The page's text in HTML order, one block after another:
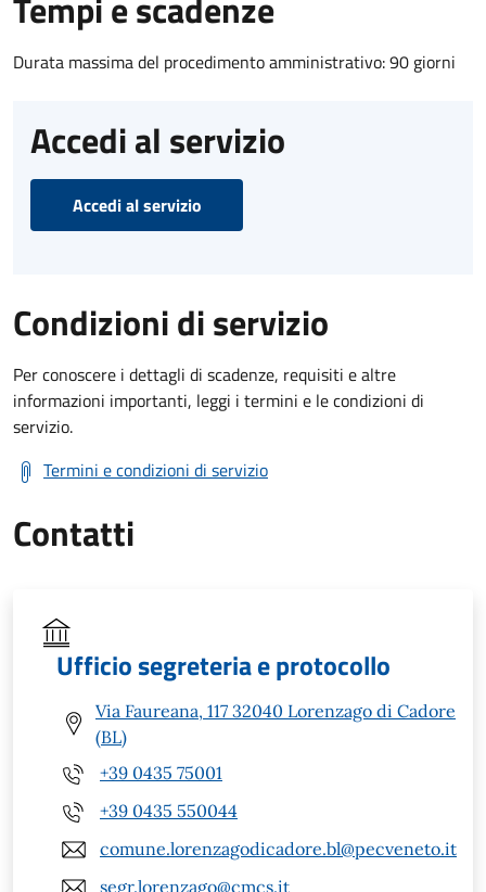
Durata massima del procedimento amministrativo: 90 giorni
Accedi al servizio
Accedi al servizio
Condizioni di servizio
Per conoscere i dettagli di scadenze, requisiti e altre
informazioni importanti, leggi i termini e le condizioni di
servizio.
Termini e condizioni di servizio
Contatti
Ufficio segreteria e protocollo
Via Faureana, 117 32040 Lorenzago di Cadore
(BL)
+39 0435 75001
+39 0435 550044
comune.lorenzagodicadore.bl@pecveneto.it
segr.lorenzago@cmcs.it